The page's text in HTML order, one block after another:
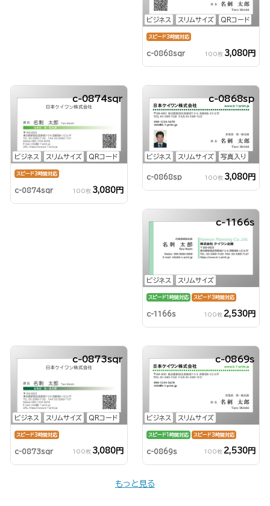
ビジネス スリムサイズ QRコード
スピード3時間対応
c-0868sqr 100枚 3,080円
ビジネス スリムサイズ QRコード
c-0874sqr
スピード3時間対応
c-0874sqr 100枚 3,080円
ビジネス スリムサイズ 写真入り
c-0868sp
c-0868sp 100枚 3,080円
ビジネス スリムサイズ
c-1166s
スピード1時間対応 スピード3時間対応
c-1166s 100枚 2,530円
ビジネス スリムサイズ QRコード
c-0873sqr
スピード3時間対応
c-0873sqr 100枚 3,080円
ビジネス スリムサイズ
c-0869s
スピード1時間対応 スピード3時間対応
c-0869s 100枚 2,530円
もっと見る